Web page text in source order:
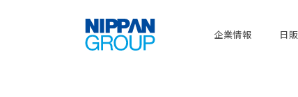
企業情報 日